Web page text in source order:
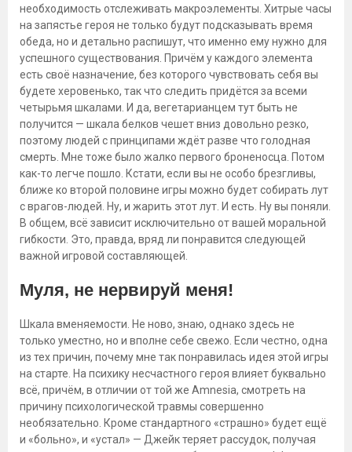
необходимость отслеживать макроэлементы. Хитрые часы
на запястье героя не только будут подсказывать время
обеда, но и детально распишут, что именно ему нужно для
успешного существования. Причём у каждого элемента
есть своё назначение, без которого чувствовать себя вы
будете херовенько, так что следить придётся за всеми
четырьмя шкалами. И да, вегетарианцем тут быть не
получится — шкала белков чешет вниз довольно резко,
поэтому людей с принципами ждёт разве что голодная
смерть. Мне тоже было жалко первого броненосца. Потом
как-то легче пошло. Кстати, если вы не особо брезгливы,
ближе ко второй половине игры можно будет собирать лут
с врагов-людей. Ну, и жарить этот лут. И есть. Ну вы поняли.
В общем, всё зависит исключительно от вашей моральной
гибкости. Это, правда, вряд ли понравится следующей
важной игровой составляющей.
Муля, не нервируй меня!
Шкала вменяемости. Не ново, знаю, однако здесь не
только уместно, но и вполне себе свежо. Если честно, одна
из тех причин, почему мне так понравилась идея этой игры
на старте. На психику несчастного героя влияет буквально
всё, причём, в отличии от той же Amnesia, смотреть на
причину психологической травмы совершенно
необязательно. Кроме стандартного «страшно» будет ещё
и «больно», и «устал» — Джейк теряет рассудок, получая